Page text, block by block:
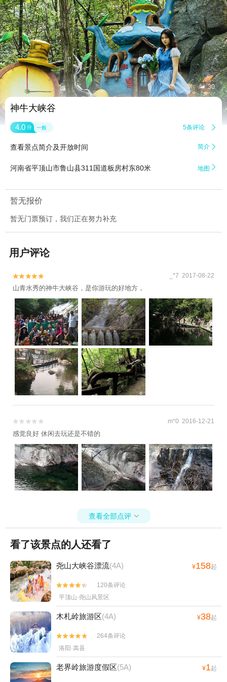
 30
神牛大峡谷
4.0 分 一般 5条评论 
查看景点简介及开放时间 简介 
河南省平顶山市鲁山县311国道板房村东80米 地图 
暂无报价
暂无门票预订，我们正在努力补充
用户评论

 _*7 2017-08-22
山青水秀的神牛大峡谷，是你游玩的好地方，

 m*0 2016-12-21
感觉良好 休闲去玩还是不错的
查看全部点评 
看了该景点的人还看了
尧山大峡谷漂流(4A) ¥158起


120条评论
平顶山·尧山风景区
木札岭旅游区(4A) ¥38起


264条评论
洛阳·嵩县
老界岭旅游度假区(5A) ¥1起
